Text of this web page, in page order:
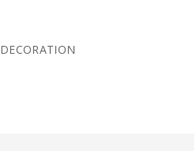
DECORATION